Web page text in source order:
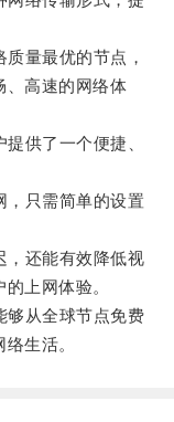
量最优的节点，
、高速的网络体
供了一个便捷、
只需简单的设置
还能有效降低视
上网体验。
从全球节点免费
生活。